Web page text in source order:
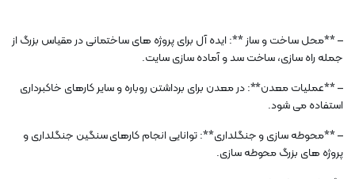
– **محل ساخت و ساز **: ایده آل برای پروژه های ساختمانی در مقیاس بزرگ از
جمله راه سازی، ساخت سد و آماده سازی سایت.
– **عملیات معدن**: در معدن برای برداشتن روباره و سایر کارهای خاکبرداری
استفاده می شود.
– **محوطه سازی و جنگلداری**: توانایی انجام کارهای سنگین جنگلداری و
پروژه های بزرگ محوطه سازی.